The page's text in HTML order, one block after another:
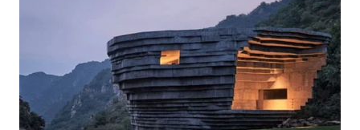
PAKPAK
WN